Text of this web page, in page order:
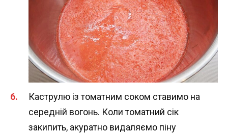
Каструлю із томатним соком ставимо на
середній вогонь. Коли томатний сік
закипить, акуратно видаляємо піну